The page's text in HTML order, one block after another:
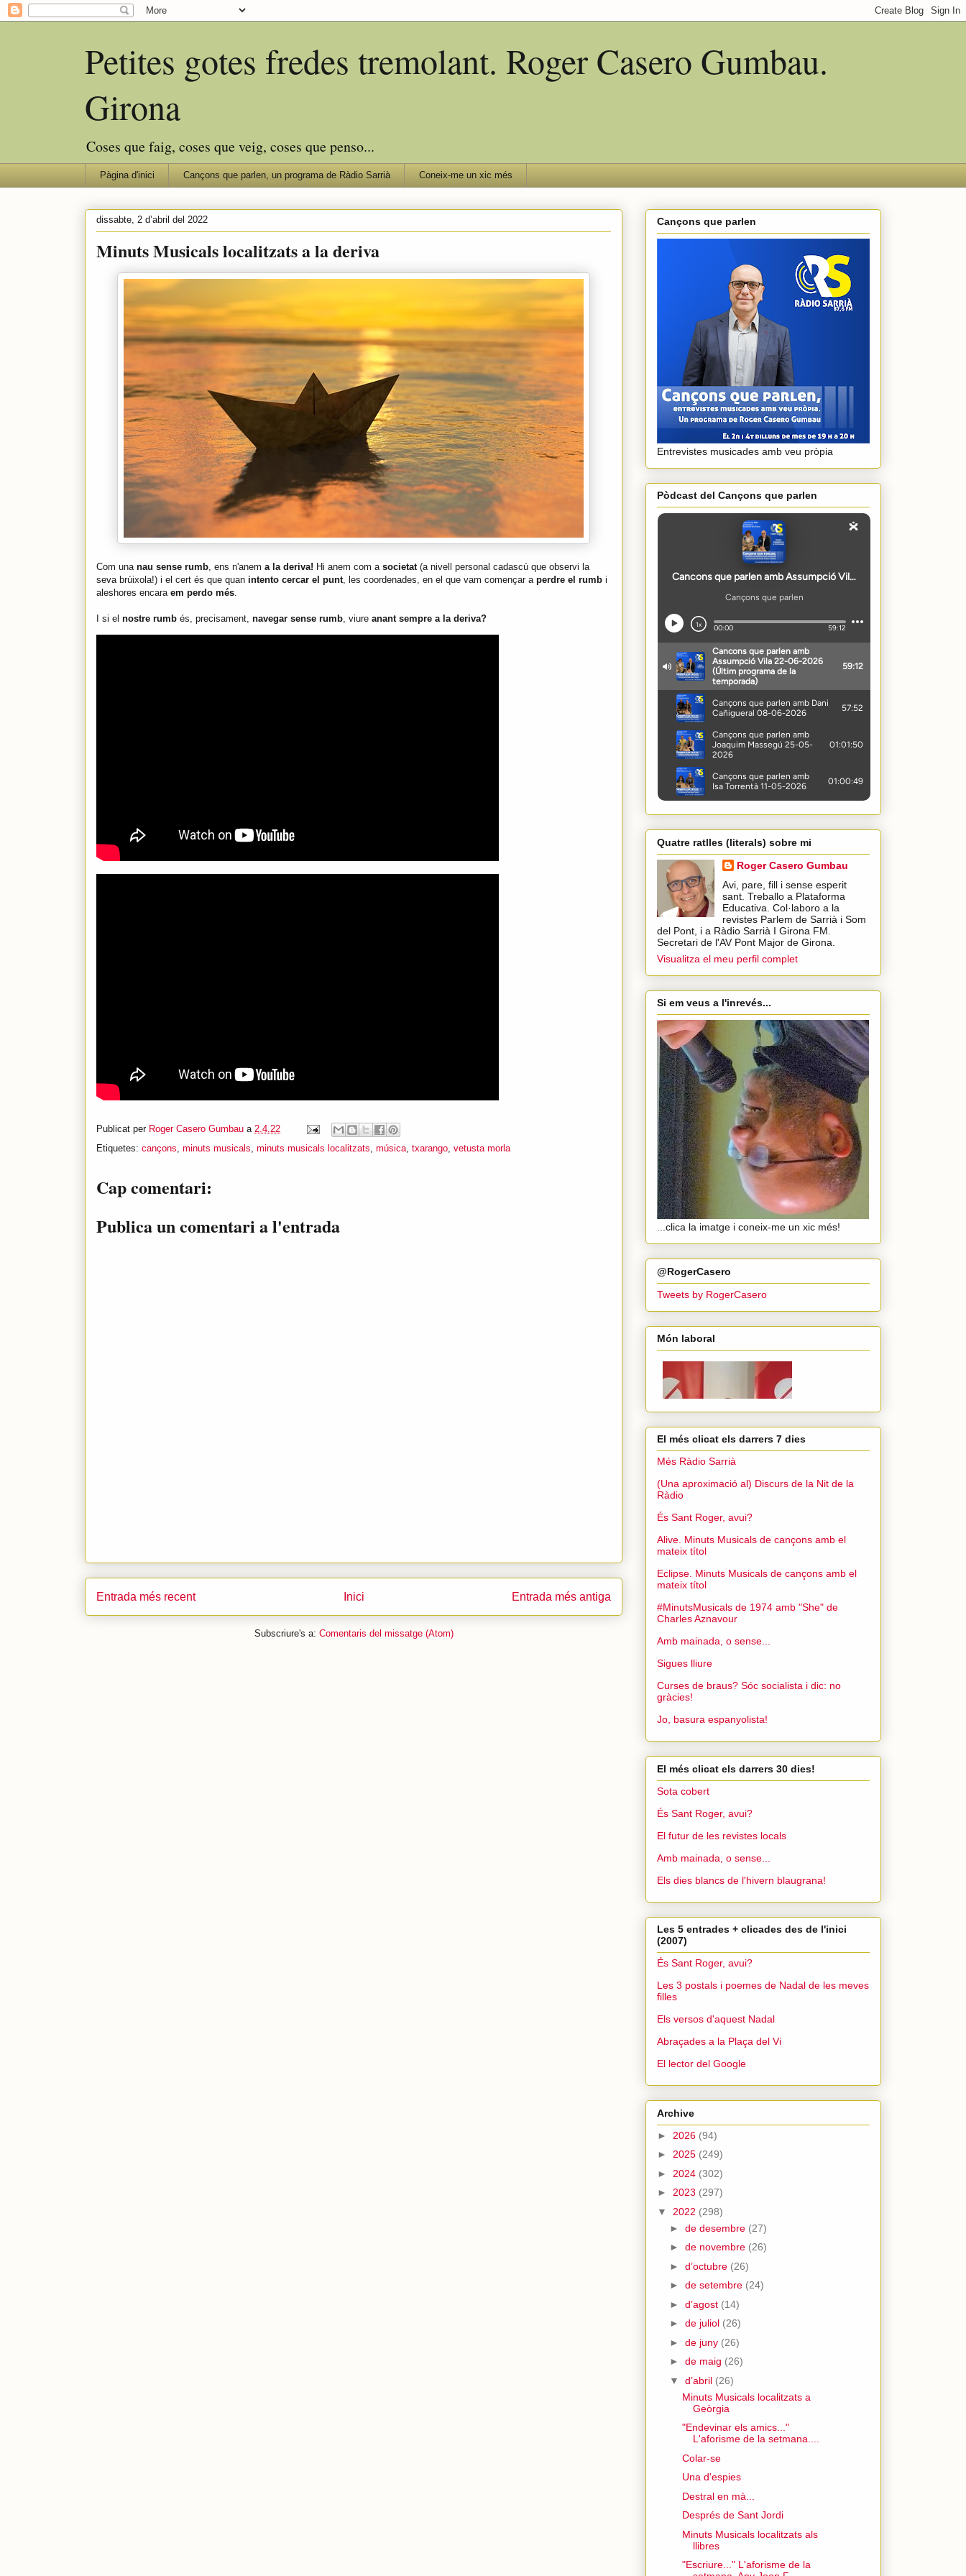
Petites gotes fredes tremolant. Roger Casero Gumbau.
Girona
Coses que faig, coses que veig, coses que penso...
Pàgina d'inici Cançons que parlen, un programa de Ràdio Sarrià Coneix-me un xic més
dissabte, 2 d’abril del 2022
Minuts Musicals localitzats a la deriva
Com una nau sense rumb , ens n'anem a la deriva! Hi anem com a societat (a nivell personal cadascú que observi la
seva brúixola!) i el cert és que quan intento cercar el punt , les coordenades, en el que vam començar a perdre el rumb i
aleshores encara em perdo més
I si el nostre rumb és, precisament, navegar sense rumb , viure anant sempre a la deriva?
Publicat per Roger Casero Gumbau a 2.4.22
Etiquetes: cançons minuts musicals minuts musicals localitzats música txarango vetusta morla
Cap comentari:
Publica un comentari a l'entrada
Entrada més recent Entrada més antiga
Inici
Subscriure's a: Comentaris del missatge (Atom)
Cançons que parlen
Entrevistes musicades amb veu pròpia
Pòdcast del Cançons que parlen
Quatre ratlles (literals) sobre mi
Roger Casero Gumbau
Avi, pare, fill i sense esperit
sant. Treballo a Plataforma
Educativa. Col·laboro a la
revistes Parlem de Sarrià i Som
del Pont, i a Ràdio Sarrià I Girona FM.
Secretari de l'AV Pont Major de Girona.
Visualitza el meu perfil complet
Si em veus a l'inrevés...
...clica la imatge i coneix-me un xic més!
@RogerCasero
Tweets by RogerCasero
Món laboral
El més clicat els darrers 7 dies
Més Ràdio Sarrià
(Una aproximació al) Discurs de la Nit de la
Ràdio
És Sant Roger, avui?
Alive. Minuts Musicals de cançons amb el
mateix títol
Eclipse. Minuts Musicals de cançons amb el
mateix títol
#MinutsMusicals de 1974 amb "She" de
Charles Aznavour
Amb mainada, o sense...
Sigues lliure
Curses de braus? Sóc socialista i dic: no
gràcies!
Jo, basura espanyolista!
El més clicat els darrers 30 dies!
Sota cobert
És Sant Roger, avui?
El futur de les revistes locals
Amb mainada, o sense...
Els dies blancs de l'hivern blaugrana!
Les 5 entrades + clicades des de l'inici
(2007)
És Sant Roger, avui?
Les 3 postals i poemes de Nadal de les meves
filles
Els versos d'aquest Nadal
Abraçades a la Plaça del Vi
El lector del Google
Archive
► 2026 (94)
► 2025 (249)
► 2024 (302)
► 2023 (297)
▼ 2022 (298)
► de desembre (27)
► de novembre (26)
► d’octubre (26)
► de setembre (24)
► d’agost (14)
► de juliol (26)
► de juny (26)
► de maig (26)
▼ d’abril (26)
Minuts Musicals localitzats a
Geòrgia
"Endevinar els amics..."
L'aforisme de la setmana....
Colar-se
Una d'espies
Destral en mà...
Després de Sant Jordi
Minuts Musicals localitzats als
llibres
"Escriure..." L'aforisme de la